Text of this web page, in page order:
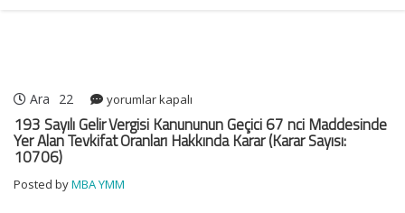
Ara 22
193
Sayılı
Gelir
Geçici
yorumlar kapalı
193 Sayılı Gelir Vergisi Kanununun Geçici 67 nci Maddesinde
Yer Alan Tevkifat Oranları Hakkında Karar (Karar Sayısı:
10706)
Posted byMBA YMM